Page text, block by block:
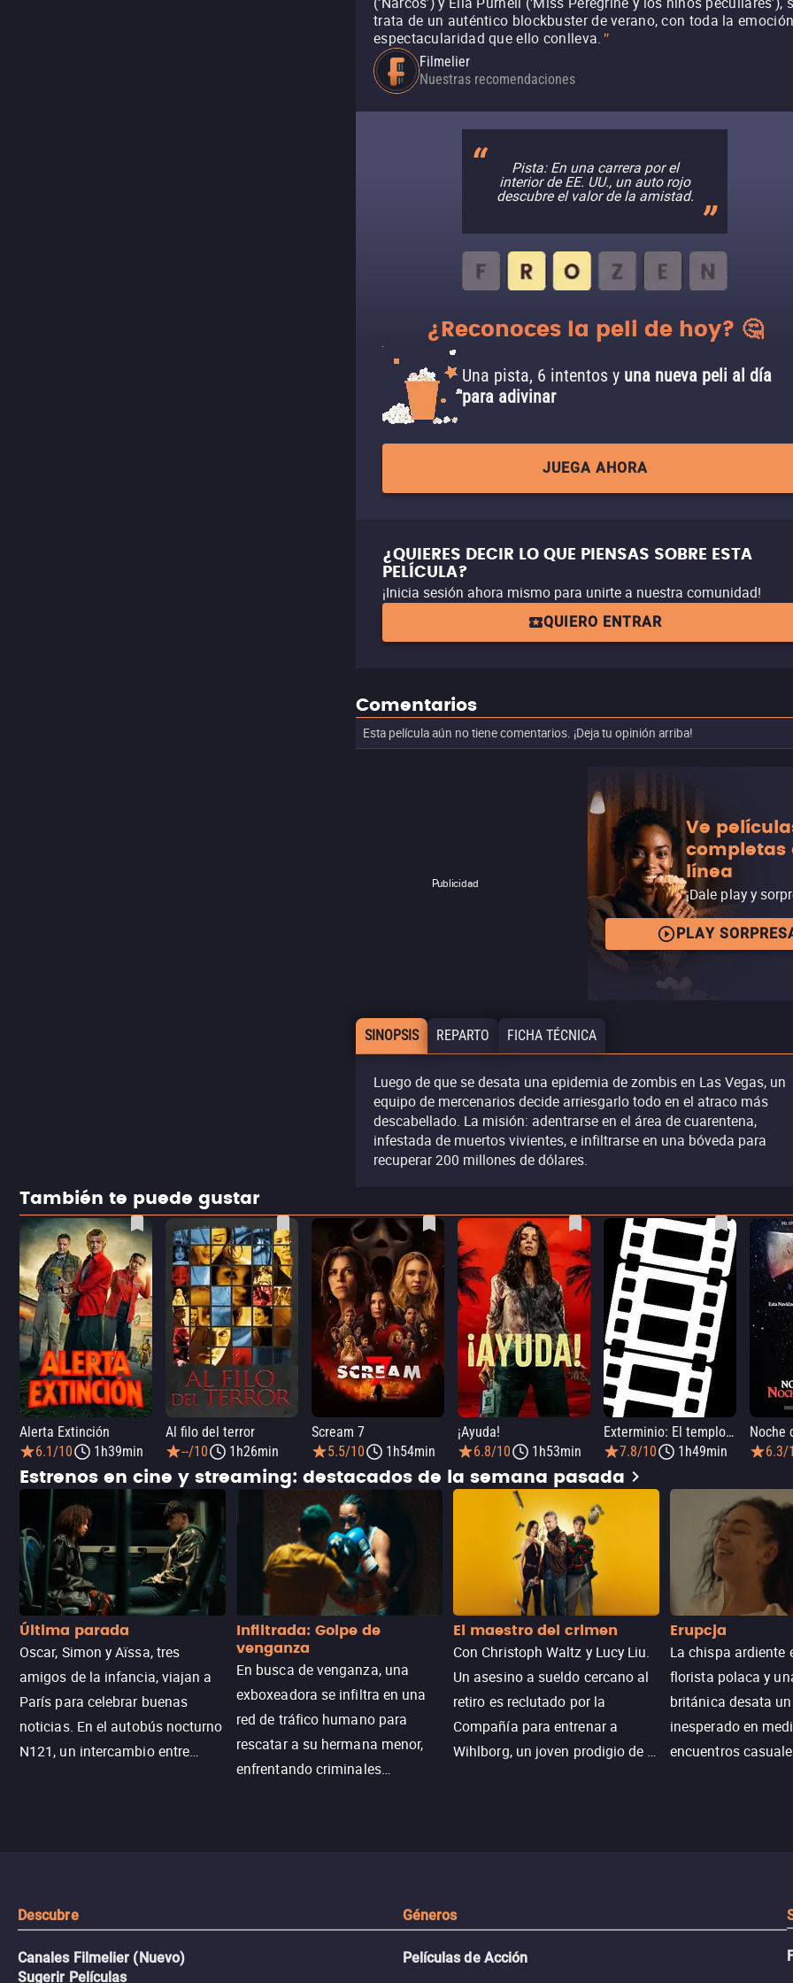
trata de un auténtico blockbuster de verano, con toda la
espectacularidad que ello conlleva. "
Filmelier
Nuestras recomendaciones
Pista: En una carrera por el
interior de EE. UU., un auto rojo
descubre el valor de la amistad.
¿Reconoces la peli de hoy? 🤔
Una pista, 6 intentos y una nueva peli al día
para adivinar
JUEGA AHORA
¿QUIERES DECIR LO QUE PIENSAS SOBRE ESTA
PELÍCULA?
¡Inicia sesión ahora mismo para unirte a nuestra comunidad!
QUIERO ENTRAR
Comentarios
Esta película aún no tiene comentarios. ¡Deja tu opinión arriba!
Publicidad
Ve
completas
línea
¡Dale play y
PLAY
SINOPSIS REPARTO FICHA TÉCNICA
Luego de que se desata una epidemia de zombis en Las Vegas, un
equipo de mercenarios decide arriesgarlo todo en el atraco más
descabellado. La misión: adentrarse en el área de cuarentena,
infestada de muertos vivientes, e infiltrarse en una bóveda para
recuperar 200 millones de dólares.
También te puede gustar
Alerta Extinción
6.1/10
1h39min
Al filo del terror
--/10
1h26min
Scream 7
5.5/10
1h54min
¡Ayuda!
6.8/10
1h53min
Exterminio: El templo de huesos
7.8/10
1h49min
6.3/
Estrenos en cine y streaming: destacados de la semana pasada
Última parada
Oscar, Simon y Aïssa, tres
amigos de la infancia, viajan a
París para celebrar buenas
noticias. En el autobús nocturno
N121, un intercambio entre
Infiltrada: Golpe de
venganza
En busca de venganza, una
exboxeadora se infiltra en una
red de tráfico humano para
rescatar a su hermana menor,
enfrentando criminales
El maestro del crimen
Con Christoph Waltz y Lucy Liu.
Un asesino a sueldo cercano al
retiro es reclutado por la
Compañía para entrenar a
Wihlborg, un joven prodigio de la
Erupcja
La chispa ardiente
florista polaca y
británica desata
inesperado en
encuentros
Descubre
Canales Filmelier (Nuevo)
Sugerir Películas
Géneros
Películas de Acción